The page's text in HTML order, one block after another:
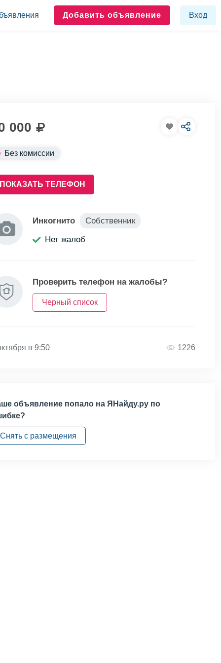
Добавить объявление Вход
000
Без комиссии
ПОКАЗАТЬ ТЕЛЕФОН
Инкогнито
Собственник
Нет жалоб
Проверить телефон на жалобы?
Черный список
в 9:50 1226
объявление попало на ЯНайду.ру по
Снять с размещения